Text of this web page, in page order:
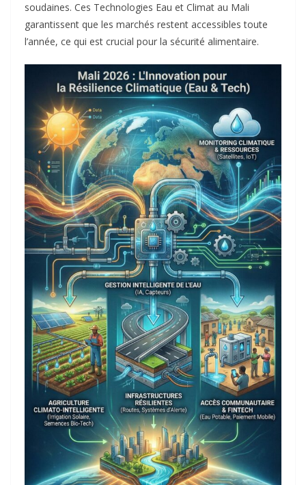
soudaines. Ces Technologies Eau et Climat au Mali
garantissent que les marchés restent accessibles toute
l’année, ce qui est crucial pour la sécurité alimentaire.